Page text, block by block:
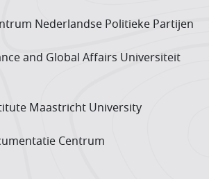
Neder­landse Politieke Partijen
and Global Affairs Universiteit
Maastricht University
Centrum